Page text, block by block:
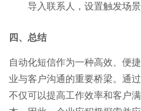
导入联系人，设置触发场景
四、总结
自动化短信作为一种高效、便
业与客户沟通的重要桥梁。通
不仅可以提高工作效率和客户